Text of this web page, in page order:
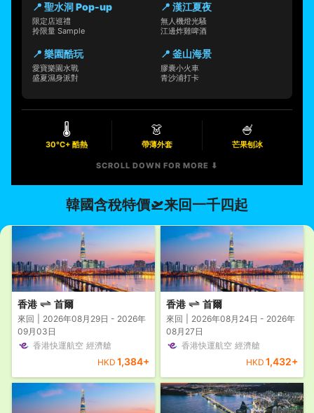
📍 聖水洞 Pop-up
限定店巡禮
拎限量 Sample
📍 漢江夏夜
無人機燈光騷
江邊炸雞啤酒
📍 樂園酷玩
愛寶樂園水戰
盛夏濕身派對
📍 釜山海景
膠囊小火車
青沙浦打卡
🌡️
30°C+ 酷熱
👗
帶薄外套
🍧
芒果刨冰
SCROLL DOWN FOR MORE ⬇︎
韓國含稅特價🛫来回一千四起
香港 首爾
來回
2026年08月29日 - 2026年
09月03日
香港快運航空 經濟艙
HKD 1,384+
香港 首爾
來回
2026年08月24日 - 2026年
08月27日
香港快運航空 經濟艙
HKD 1,432+